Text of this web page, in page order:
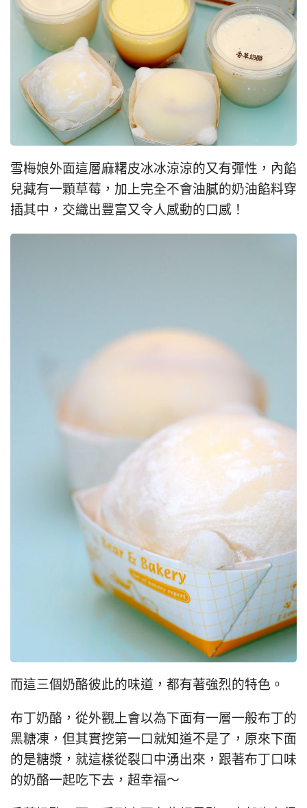
雪梅娘外面這層麻糬皮冰冰涼涼的又有彈性，內餡
兒藏有一顆草莓，加上完全不會油膩的奶油餡料穿
插其中，交織出豐富又令人感動的口感！
而這三個奶酪彼此的味道，都有著強烈的特色。
布丁奶酪，從外觀上會以為下面有一層一般布丁的
黑糖凍，但其實挖第一口就知道不是了，原來下面
的是糖漿，就這樣從裂口中湧出來，跟著布丁口味
的奶酪一起吃下去，超幸福～